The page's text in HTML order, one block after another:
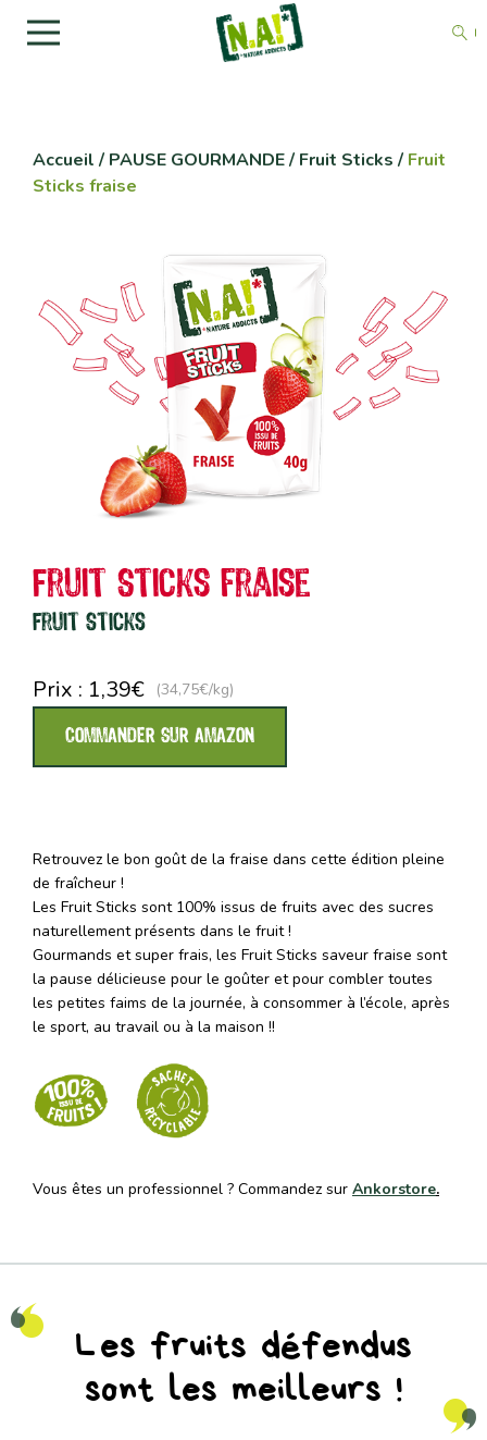
Accueil / PAUSE GOURMANDE/ Fruit Sticks / Fruit
Sticks fraise
Fruit Sticks
Fruit Sticks fraise
Retrouvez le bon goût de la fraise dans cette édition pleine
de fraîcheur !
Les Fruit Sticks sont 100% issus de fruits avec des sucres
naturellement présents dans le fruit !
Gourmands et super frais, les Fruit Sticks saveur fraise sont
la pause délicieuse pour le goûter et pour combler toutes
les petites faims de la journée, à consommer à l’école, après
le sport, au travail ou à la maison !!
Vous êtes un professionnel ? Commandez sur Ankorstore.
(34,75€/kg)
Prix : 1,39€
COMMANDER SUR AMAZON
Les fruits défendus
sont les meilleurs !